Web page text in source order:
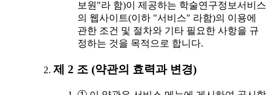
보원"라 함)이 제공하는 학술연구정보서비스
의 웹사이트(이하 "서비스" 라함)의 이용에
관한 조건 및 절차와 기타 필요한 사항을 규
정하는 것을 목적으로 합니다.
제 2 조 (약관의 효력과 변경)